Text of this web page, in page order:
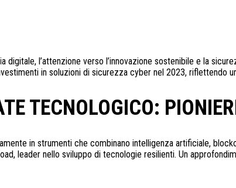
digitale, l’attenzione verso l’innovazione sostenibile e la
in soluzioni di sicurezza cyber nel 2023,
TECNOLOGICO:
in strumenti che combinano intelligenza artificiale,
leader nello sviluppo di tecnologie resilienti. Un